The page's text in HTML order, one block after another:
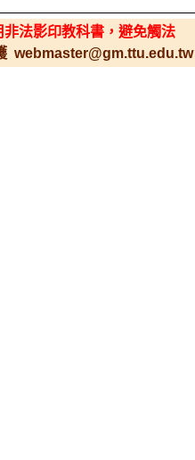
法影印教科書，避免觸法
webmaster@gm.ttu.edu.tw